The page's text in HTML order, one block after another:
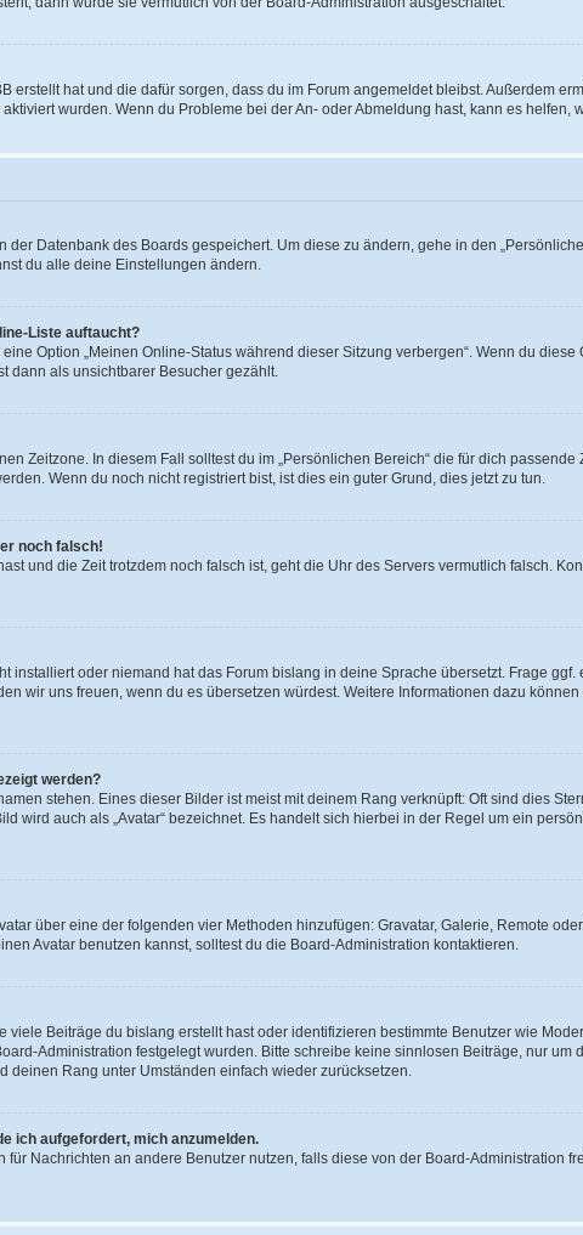
erstellt hat und die dafür sorgen, dass du im Forum angemeldet bleibst. Außerdem
wurden. Wenn du Probleme bei der An- oder Abmeldung hast, kann es helfen,
Datenbank des Boards gespeichert. Um diese zu ändern, gehe in den
du alle deine Einstellungen ändern.
Liste auftaucht?
Option „Meinen Online-Status während dieser Sitzung verbergen“. Wenn du
dann als unsichtbarer Besucher gezählt.
Zeitzone. In diesem Fall solltest du im „Persönlichen Bereich“ die für dich
Wenn du noch nicht registriert bist, ist dies ein guter Grund, dies jetzt zu tun.
noch falsch!
und die Zeit trotzdem noch falsch ist, geht die Uhr des Servers vermutlich falsch.
installiert oder niemand hat das Forum bislang in deine Sprache übersetzt. Frage
wir uns freuen, wenn du es übersetzen würdest. Weitere Informationen dazu können
werden?
stehen. Eines dieser Bilder ist meist mit deinem Rang verknüpft: Oft sind dies
wird auch als „Avatar“ bezeichnet. Es handelt sich hierbei in der Regel um ein
über eine der folgenden vier Methoden hinzufügen: Gravatar, Galerie, Remote
Avatar benutzen kannst, solltest du die Board-Administration kontaktieren.
Beiträge du bislang erstellt hast oder identifizieren bestimmte Benutzer wie
Administration festgelegt wurden. Bitte schreibe keine sinnlosen Beiträge, nur
deinen Rang unter Umständen einfach wieder zurücksetzen.
ich aufgefordert, mich anzumelden.
Nachrichten an andere Benutzer nutzen, falls diese von der Board-Administration